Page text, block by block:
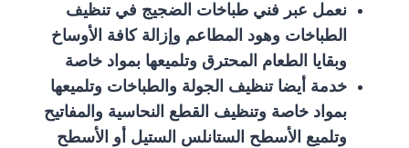
نعمل عبر فني طباخات الضجيج في تنظيف
الطباخات وهود المطاعم وإزالة كافة الأوساخ
وبقايا الطعام المحترق وتلميعها بمواد خاصة
خدمة أيضا تنظيف الجولة والطباخات وتلميعها
بمواد خاصة وتنظيف القطع النحاسية والمفاتيح
وتلميع الأسطح الستانلس الستيل أو الأسطح